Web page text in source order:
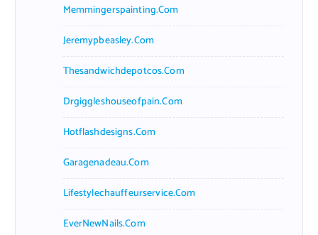
Memmingerspainting.com
Jeremypbeasley.com
Thesandwichdepotcos.com
Drgiggleshouseofpain.com
Hotflashdesigns.com
Garagenadeau.com
Lifestylechauffeurservice.com
EverNewNails.com